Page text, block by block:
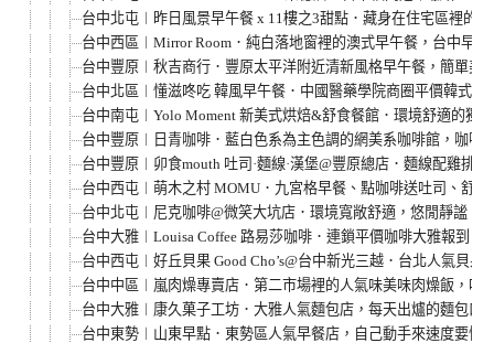
台中北屯︱昨日風景早午餐 x 11樓之3甜點．藏身在住宅區裡的
台中西區︱Mirror Room．純白落地窗裡的澳式早午餐，台中早午
台中豐原︱秋吉商行．豐原太平洋附近清新風格早午餐，簡單美
台中北區︱懂滋咚吃 韓風早午餐．中國醫藥學院商圈平價韓式早
台中南屯︱Yolo Moment 新美式烘焙&舒食餐館．環境舒適的獨
台中豐原︱日青咖啡．藍白色系為主色調的網美系咖啡館，咖
台中豐原︱卯食mouth 吐司·麵線·漢堡@豐原總店．麵線配雞排
台中西屯︱萌木之村 MOMU．九宮格早餐、點咖啡送吐司、舒
台中北屯︱尼克咖啡@微笑大坑店．環境寬敞舒適，悠閒靜謐，
台中大雅︱Louisa Coffee 路易莎咖啡．連鎖平價咖啡大雅報到
台中西屯︱好丘貝果 Good Cho’s@台中新光三越．台北人氣貝
台中中區︱嵐肉燥專賣店．第二市場裡的人氣味美味肉燥飯，吃
台中大雅︱康久菓子工坊．大雅人氣麵包店，每天出爐的麵包口
台中東勢︱山東早點．東勢區人氣早餐店，自己動手來速度要快